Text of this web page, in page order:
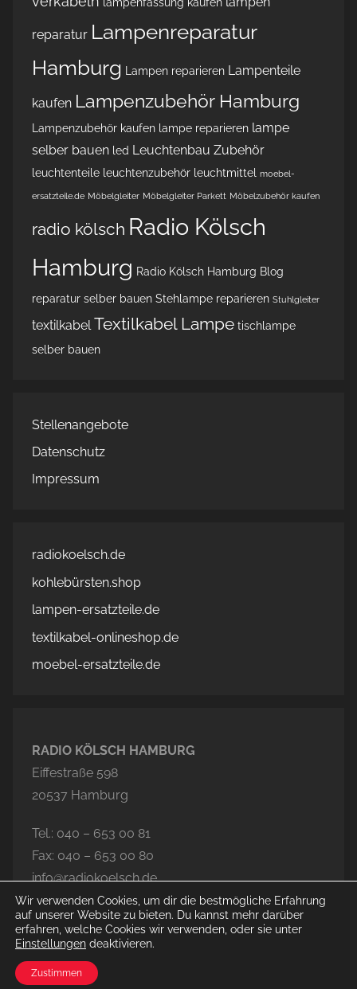
reparatur Lampenreparatur
Hamburg Lampen reparieren Lampenteile
kaufen Lampenzubehör Hamburg
Lampenzubehör kaufen lampe reparieren lampe
selber bauen led Leuchtenbau Zubehör
leuchtenteile leuchtenzubehör leuchtmittel moebel-
ersatzteile.de Möbelgleiter Möbelgleiter Parkett Möbelzubehör kaufen
radio kölsch Radio Kölsch
Hamburg Radio Kölsch Hamburg Blog
reparatur selber bauen Stehlampe reparieren Stuhlgleiter
textilkabel Textilkabel Lampe tischlampe
selber bauen
Stellenangebote
Datenschutz
Impressum
radiokoelsch.de
kohlebürsten.shop
lampen-ersatzteile.de
textilkabel-onlineshop.de
moebel-ersatzteile.de
RADIO KÖLSCH HAMBURG
Eiffestraße 598
20537 Hamburg
Tel.: 040 – 653 00 81
Fax: 040 – 653 00 80
info@radiokoelsch.de
© 2020-2026 Radio Kölsch Hamburg
Wir verwenden Cookies, um dir die bestmögliche Erfahrung
auf unserer Website zu bieten. Du kannst mehr darüber
erfahren, welche Cookies wir verwenden, oder sie unter
Einstellungen deaktivieren.
Zustimmen